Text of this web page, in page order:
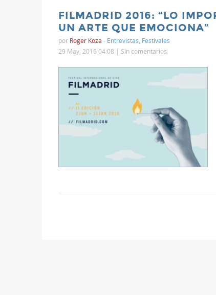
FILMADRID 2016: “LO
UN ARTE QUE EMOCIONA”
por Roger Koza - Entrevistas Festivales
29 May, 2016 04:08 | Sin comentarios